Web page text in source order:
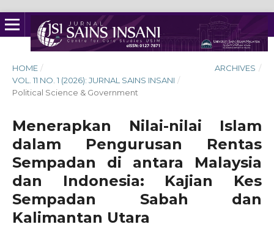
HOME / ARCHIVES /
VOL. 11 NO. 1 (2026): JURNAL SAINS INSANI /
Political Science & Government
Menerapkan Nilai-nilai Islam
dalam Pengurusan Rentas
Sempadan di antara Malaysia
dan Indonesia: Kajian Kes
Sempadan Sabah dan
Kalimantan Utara